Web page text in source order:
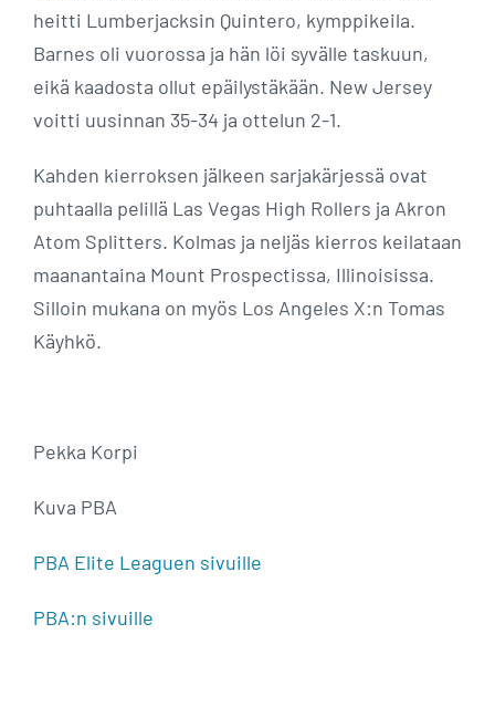
heitti Lumberjacksin Quintero, kymppikeila.
Barnes oli vuorossa ja hän löi syvälle taskuun,
eikä kaadosta ollut epäilystäkään. New Jersey
voitti uusinnan 35-34 ja ottelun 2-1.
Kahden kierroksen jälkeen sarjakärjessä ovat
puhtaalla pelillä Las Vegas High Rollers ja Akron
Atom Splitters. Kolmas ja neljäs kierros keilataan
maanantaina Mount Prospectissa, Illinoisissa.
Silloin mukana on myös Los Angeles X:n Tomas
Käyhkö.
Pekka Korpi
Kuva PBA
PBA Elite Leaguen sivuille
PBA:n sivuille